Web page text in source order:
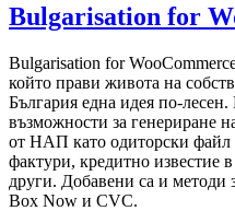
Bulgarisation for
Bulgarisation for
който прави живота на
България една идея по-
възможности за генериране
от НАП като одиторски файл
фактури, кредитно известие
други. Добавени са и методи
Box Now и CVC.